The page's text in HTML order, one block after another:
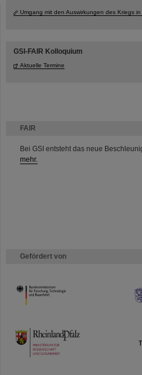
FAIR
Bei GSI entsteht das neue
mehr.
Gefördert von
HMWK
TMWWDG
Umgang mit den Auswirkungen des Kriegs in
GSI-FAIR Kolloquium
Aktuelle Termine